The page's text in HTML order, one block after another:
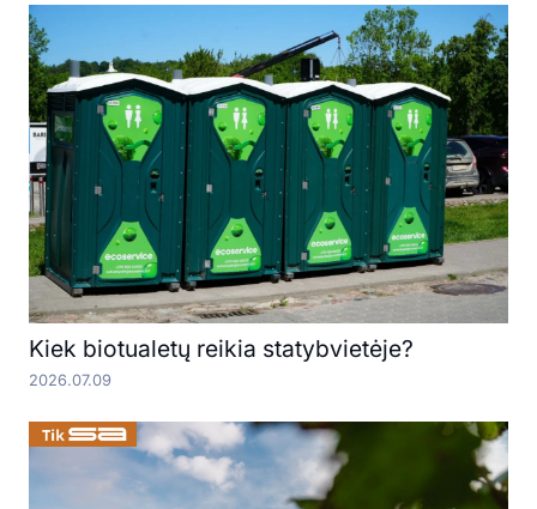
Kiek biotualetų reikia statybvietėje?
2026.07.09